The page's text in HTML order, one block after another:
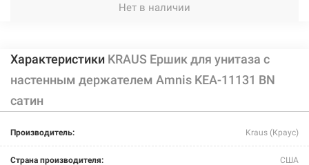
Нет в наличии
Характеристики KRAUS Ершик для унитаза с
настенным держателем Amnis KEA-11131 BN
сатин
Производитель: Kraus (Краус)
Страна производителя: США